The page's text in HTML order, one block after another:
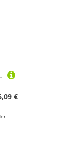
von POC
für Damen
€